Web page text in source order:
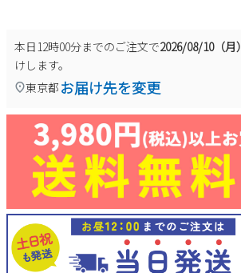
本日12時00分までのご注文で2026/08/10（月）
けします。
東京都 お届け先を変更